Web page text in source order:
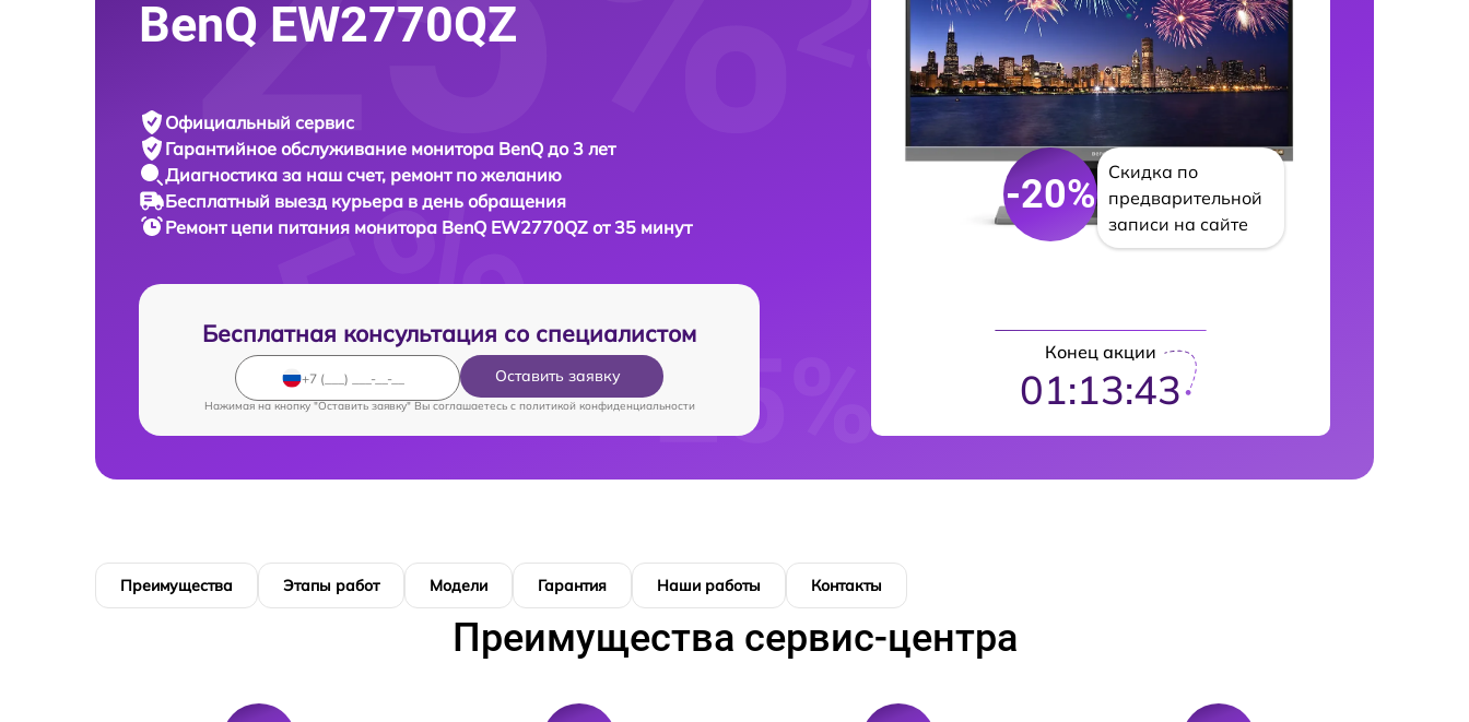
BenQ EW2770QZ
Официальный сервис
Гарантийное обслуживание монитора BenQ до 3 лет
Диагностика за наш счет, ремонт по желанию
Бесплатный выезд курьера в день обращения
Ремонт цепи питания монитора BenQ EW2770QZ от 35 минут
Бесплатная консультация со специалистом
Оставить заявку
Нажимая на кнопку "Оставить заявку" Вы соглашаетесь c политикой конфиденциальности
-20%
Скидка по
предварительной
записи на сайте
Конец акции
01:13:42
Преимущества Этапы работ Модели Гарантия Наши работы Контакты
Преимущества сервис-центра